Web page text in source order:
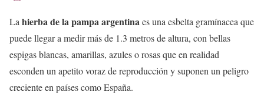
La hierba de la pampa argentinaes una esbelta gramínacea que
puede llegar a medir más de 1.3 metros de altura, con bellas
espigas blancas, amarillas, azules o rosas que en realidad
esconden un apetito voraz de reproducción y suponen un peligro
creciente en países como España.